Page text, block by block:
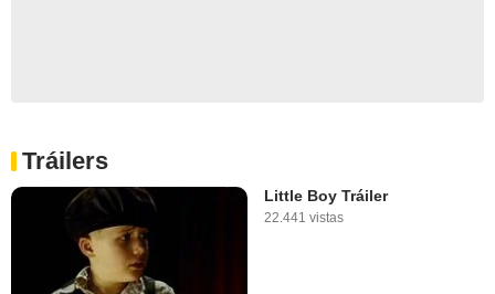
Tráilers
Little Boy Tráiler
22.441 vistas